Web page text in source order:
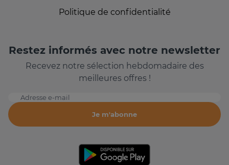
Politique de confidentialité
Restez informés avec notre newsletter
Recevez notre sélection hebdomadaire des
meilleures offres !
Adresse e-mail
Je m'abonne